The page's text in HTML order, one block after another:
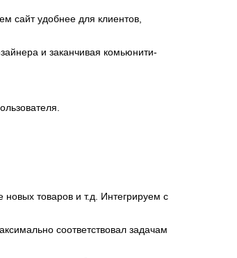
сайт удобнее для клиентов,
и заканчивая комьюнити-
товаров и т.д. Интегрируем с
соответствовал задачам